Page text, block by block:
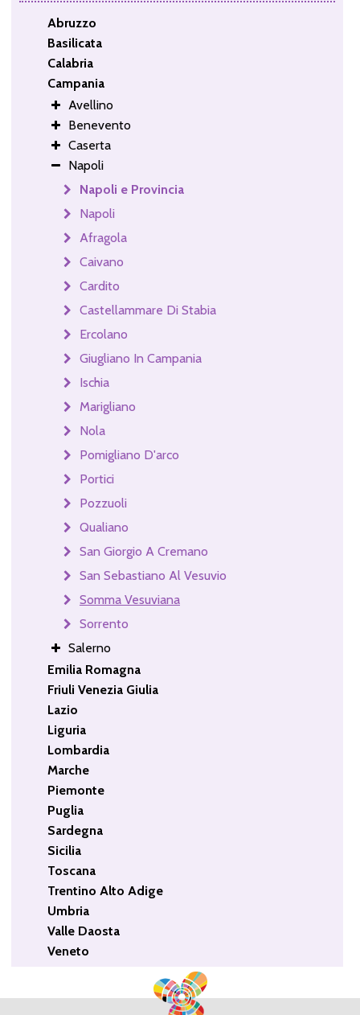
Abruzzo
Basilicata
Calabria
Campania
Avellino
Benevento
Caserta
Napoli
Napoli e Provincia
Napoli
Afragola
Caivano
Cardito
Castellammare Di Stabia
Ercolano
Giugliano In Campania
Ischia
Marigliano
Nola
Pomigliano D'arco
Portici
Pozzuoli
Qualiano
San Giorgio A Cremano
San Sebastiano Al Vesuvio
Somma Vesuviana
Sorrento
Salerno
Emilia Romagna
Friuli Venezia Giulia
Lazio
Liguria
Lombardia
Marche
Piemonte
Puglia
Sardegna
Sicilia
Toscana
Trentino Alto Adige
Umbria
Valle Daosta
Veneto